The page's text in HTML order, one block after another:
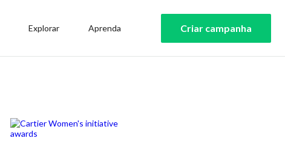
Explorar Aprenda Criar campanha